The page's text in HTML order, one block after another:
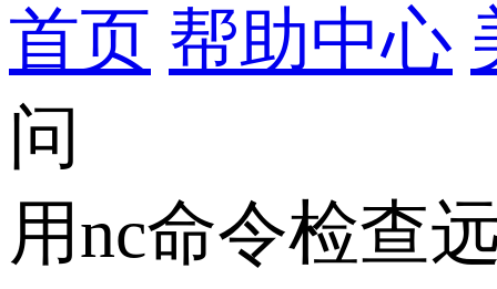
首页 帮助中心
问
用nc命令检查